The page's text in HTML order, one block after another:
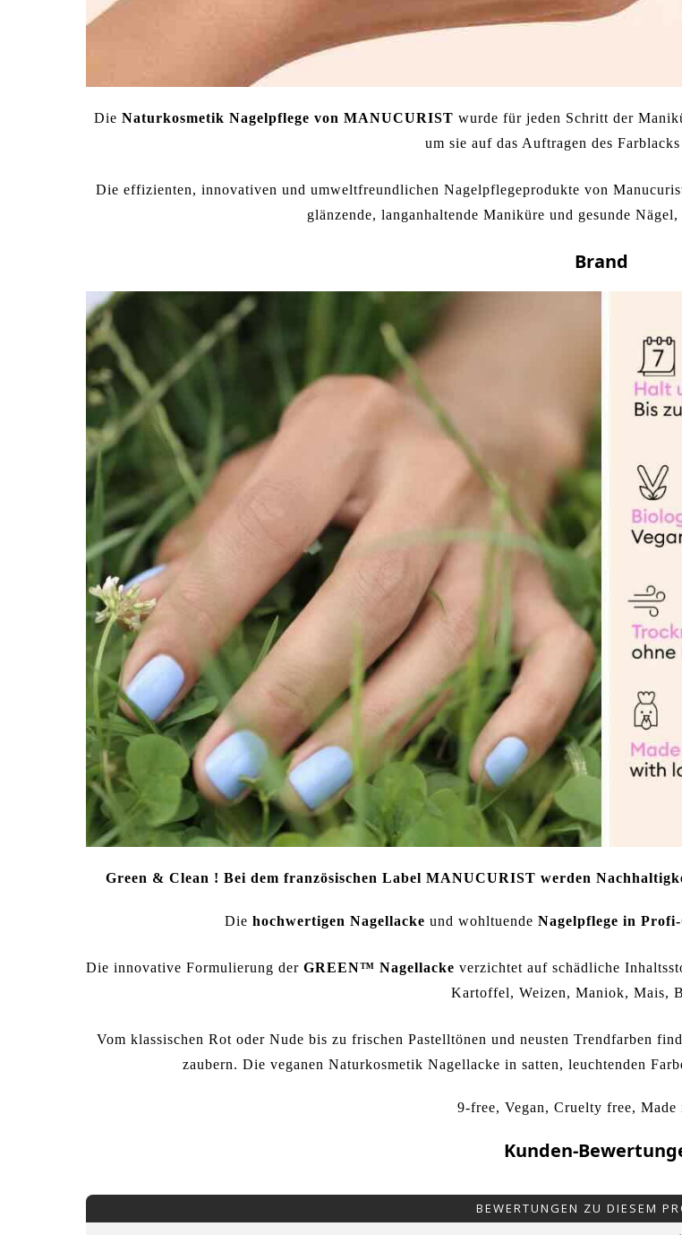
Die Naturkosmetik Nagelpflege von MANUCURIST wurde für jeden Schritt der
um sie auf das Auftragen des
Die effizienten, innovativen und umweltfreundlichen Nagelpflegeprodukte von
glänzende, langanhaltende Maniküre und gesunde
Brand
Green & Clean ! Bei dem französischen Label MANUCURIST werden
Die hochwertigen Nagellacke und wohltuende Nagelpflege in
Die innovative Formulierung der GREEN™ Nagellacke verzichtet auf schädliche
Kartoffel, Weizen, Maniok, Mais,
Vom klassischen Rot oder Nude bis zu frischen Pastelltönen und neusten Trendfarben
zaubern. Die veganen Naturkosmetik Nagellacke in satten, leuchtenden
9-free, Vegan, Cruelty free, Made
Kunden-
BEWERTUNGEN ZU DIESEM